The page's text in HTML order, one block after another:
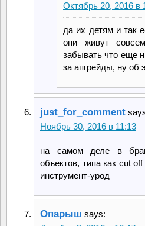
Октябрь 20, 2016 в
да их детям и так
они живут
забывать что еще
за апгрейды, ну об
just_for_comment
Ноябрь 30, 2016 в 11:13
на самом деле в
объектов, типа как cut
инструмент-урод
Опарыш says: